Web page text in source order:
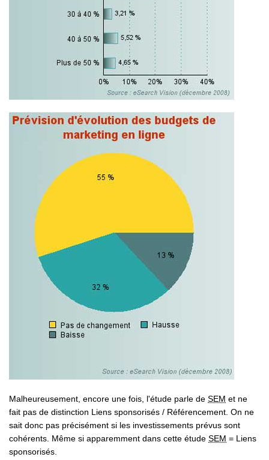
Malheureusement, encore une fois, l'étude parle de SEM et ne
fait pas de distinction Liens sponsorisés / Référencement. On ne
sait donc pas précisément si les investissements prévus sont
cohérents. Même si apparemment dans cette étude SEM = Liens
sponsorisés.